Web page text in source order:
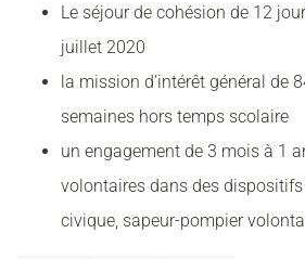
Le séjour de cohésion de 12
juillet 2020
la mission d’intérêt général de
semaines hors temps scolaire
un engagement de 3 mois à 1
volontaires dans des
civique, sapeur-pompier